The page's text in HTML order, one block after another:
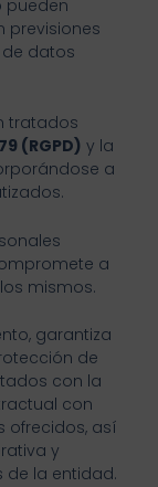
pueden
previsiones
datos
tratados
(RGPD) y la
a
a
mismos.
garantiza
de
con la
con
ofrecidos, así
y
de la entidad.